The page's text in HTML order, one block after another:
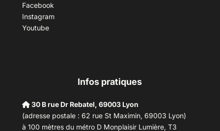
Facebook
Instagram
Youtube
Infos pratiques
30 B rue Dr Rebatel, 69003 Lyon
(adresse postale : 62 rue St Maximin, 69003 Lyon)
à 100 mètres du métro D Monplaisir Lumière, T3